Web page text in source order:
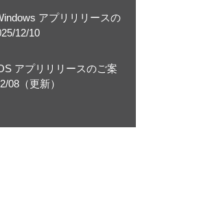
アプリリリースの
12/10
アプリリリースのご案
08（更新）